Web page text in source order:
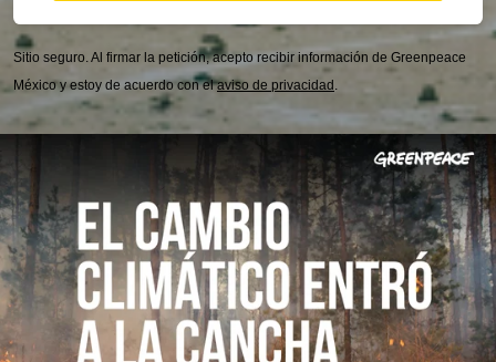
Sitio seguro.Al firmar la petición, acepto recibir información de Greenpeace
México y estoy de acuerdo con elaviso de privacidad .